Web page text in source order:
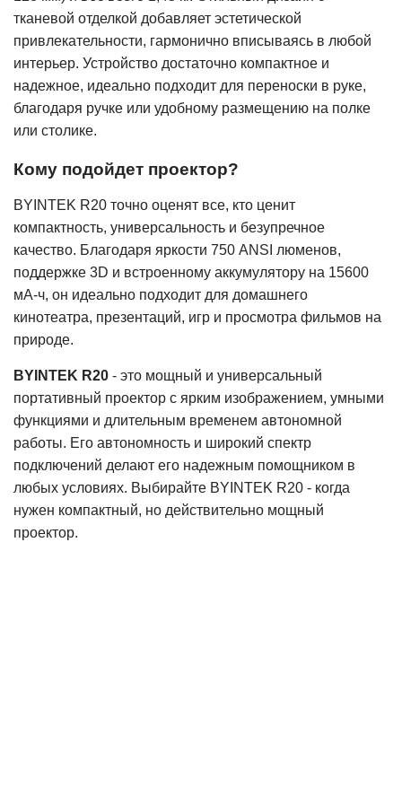
тканевой отделкой добавляет эстетической
привлекательности, гармонично вписываясь в любой
интерьер. Устройство достаточно компактное и
надежное, идеально подходит для переноски в руке,
благодаря ручке или удобному размещению на полке
или столике.
Кому подойдет проектор?
BYINTEK R20 точно оценят все, кто ценит
компактность, универсальность и безупречное
качество. Благодаря яркости 750 ANSI люменов,
поддержке 3D и встроенному аккумулятору на 15600
мА-ч, он идеально подходит для домашнего
кинотеатра, презентаций, игр и просмотра фильмов на
природе.
BYINTEK R20 - это мощный и универсальный
портативный проектор с ярким изображением, умными
функциями и длительным временем автономной
работы. Его автономность и широкий спектр
подключений делают его надежным помощником в
любых условиях. Выбирайте BYINTEK R20 - когда
нужен компактный, но действительно мощный
проектор.